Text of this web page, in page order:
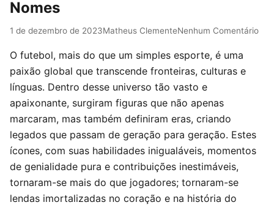
Nomes
1 de dezembro de 2023Matheus ClementeNenhum Comentário
O futebol, mais do que um simples esporte, é uma
paixão global que transcende fronteiras, culturas e
línguas. Dentro desse universo tão vasto e
apaixonante, surgiram figuras que não apenas
marcaram, mas também definiram eras, criando
legados que passam de geração para geração. Estes
ícones, com suas habilidades inigualáveis, momentos
de genialidade pura e contribuições inestimáveis,
tornaram-se mais do que jogadores; tornaram-se
lendas imortalizadas no coração e na história do